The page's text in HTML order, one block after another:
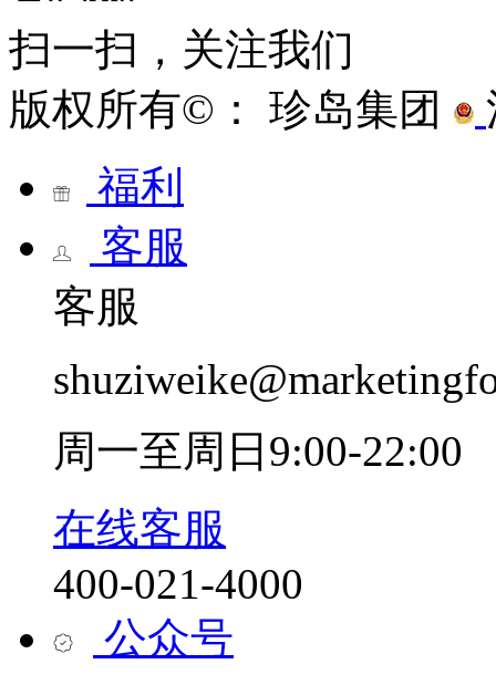
扫一扫，关注我们
版权所有©： 珍岛集团
福利
客服
客服
周一至周日9:00-22:00
在线客服
400-021-4000
公众号